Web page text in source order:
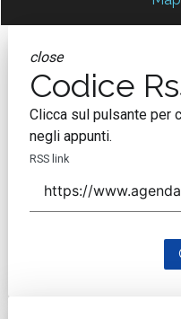
close
Codice
Clicca sul pulsante per
negli appunti.
RSS link